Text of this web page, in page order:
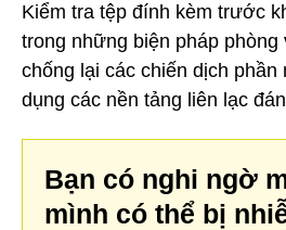
Kiểm tra tệp đính kèm trước
trong những biện pháp phòng
chống lại các chiến dịch phần
dụng các nền tảng liên lạc
Bạn có nghi ngờ
mình có thể bị